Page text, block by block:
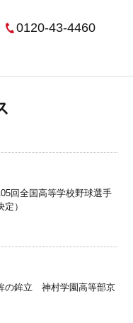
0120-43-4460
回全国高等学校野球選手
）
鉾立 神村学園高等部京